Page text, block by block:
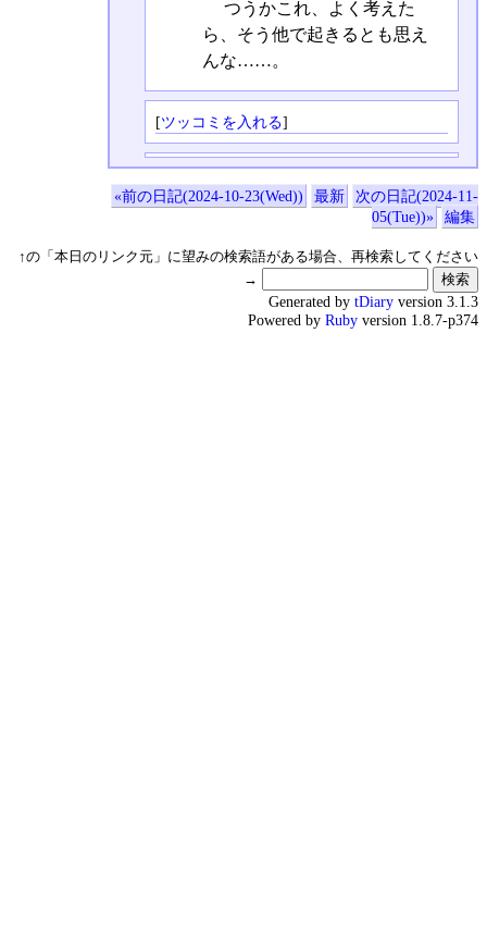
つうかこれ、よく考えた
ら、そう他で起きるとも思え
んな……。
[ツッコミを入れる]
«前の日記(2024-10-23(Wed)) 最新
次の日記(2024-11-
05(Tue))»
編集
↑の「本日のリンク元」に望みの検索語がある場合、再検索してください
→
Generated by tDiary version 3.1.3
Powered by Ruby version 1.8.7-p374